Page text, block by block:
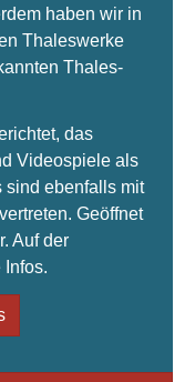
haben wir in
Thaleswerke
Thales-
das
Videospiele als
sind ebenfalls mit
Geöffnet
Auf der
Infos.